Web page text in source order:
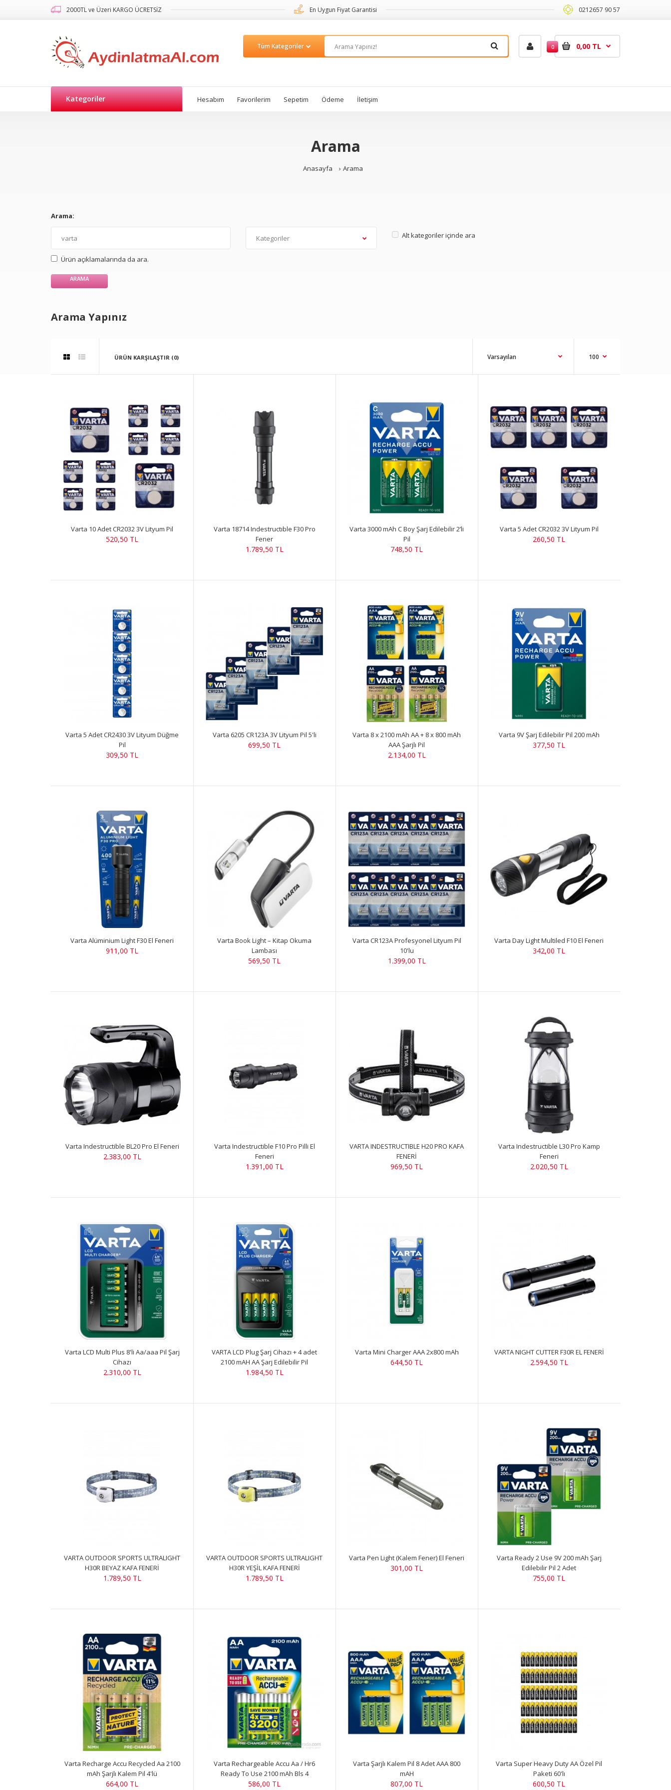
2000TL ve Üzeri KARGO ÜCRETSİZ En Uygun Fiyat Garantisi 0212657 90 57
0 0,00 TL
Kategoriler Hesabım Favorilerim Sepetim Ödeme İletişim
Arama
Anasayfa Arama
Arama:
Alt kategoriler içinde ara
Ürün açıklamalarında da ara.
Arama Yapınız
ÜRÜN KARŞILAŞTIR (0)
Varta 10 Adet CR2032 3V Lityum Pil
520,50 TL
Varta 18714 Indestructıble F30 Pro
Fener
1.789,50 TL
Varta 3000 mAh C Boy Şarj Edilebilir 2’li
Pil
748,50 TL
Varta 5 Adet CR2032 3V Lityum Pil
260,50 TL
Varta 5 Adet CR2430 3V Lityum Düğme
Pil
309,50 TL
Varta 6205 CR123A 3V Lityum Pil 5'li
699,50 TL
Varta 8 x 2100 mAh AA + 8 x 800 mAh
AAA Şarjlı Pil
2.134,00 TL
Varta 9V Şarj Edilebilir Pil 200 mAh
377,50 TL
Varta Alüminium Light F30 El Feneri
911,00 TL
Varta Book Light – Kitap Okuma
Lambası
569,50 TL
Varta CR123A Profesyonel Lityum Pil
10'lu
1.399,00 TL
Varta Day Light Multiled F10 El Feneri
342,00 TL
Varta Indestructible BL20 Pro El Feneri
2.383,00 TL
Varta Indestructible F10 Pro Pilli El
Feneri
1.391,00 TL
VARTA INDESTRUCTIBLE H20 PRO KAFA
FENERİ
969,50 TL
Varta Indestructible L30 Pro Kamp
Feneri
2.020,50 TL
Varta LCD Multi Plus 8'li Aa/aaa Pil Şarj
Cihazı
2.310,00 TL
VARTA LCD Plug Şarj Cihazı + 4 adet
2100 mAH AA Şarj Edilebilir Pil
1.984,50 TL
Varta Mini Charger AAA 2x800 mAh
644,50 TL
VARTA NIGHT CUTTER F30R EL FENERİ
2.594,50 TL
VARTA OUTDOOR SPORTS ULTRALIGHT
H30R BEYAZ KAFA FENERİ
1.789,50 TL
VARTA OUTDOOR SPORTS ULTRALIGHT
H30R YEŞİL KAFA FENERİ
1.789,50 TL
Varta Pen Light (Kalem Fener) El Feneri
301,00 TL
Varta Ready 2 Use 9V 200 mAh Şarj
Edilebilir Pil 2 Adet
755,00 TL
Varta Recharge Accu Recycled Aa 2100
mAh Şarjlı Kalem Pil 4'lü
664,00 TL
Varta Rechargeable Accu Aa / Hr6
Ready To Use 2100 mAh Bls 4
586,00 TL
Varta Şarjlı Kalem Pil 8 Adet AAA 800
mAH
807,00 TL
Varta Super Heavy Duty AA Özel Pil
Paketi 60'lı
600,50 TL